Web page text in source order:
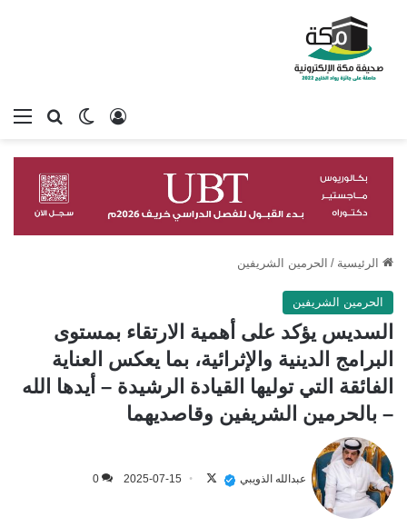
بحثالوضع
تسجيل الدخول
الرئيسية / الحرمين الشريفين
الحرمين الشريفين
السديس يؤكد على أهمية الارتقاء بمستوى
البرامج الدينية والإثرائية، بما يعكس العناية
الفائقة التي توليها القيادة الرشيدة – أيدها الله
– بالحرمين الشريفين وقاصديهما
عبدالله الذويبي
على
2025-07-15
0